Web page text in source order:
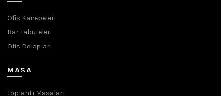
Ofis Kanepeleri
Bar Tabureleri
Ofis Dolapları
MASA
Toplantı Masaları